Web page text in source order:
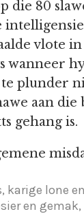
die 80
vlote
wanneer
plunder
aan
gehang is.
karige lone
en